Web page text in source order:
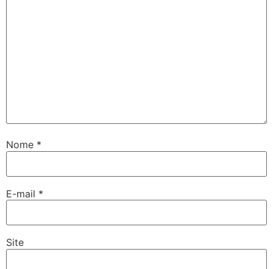
Nome *
E-mail *
Site